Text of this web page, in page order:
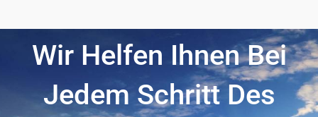
Wir Helfen Ihnen Bei
Jedem Schritt Des